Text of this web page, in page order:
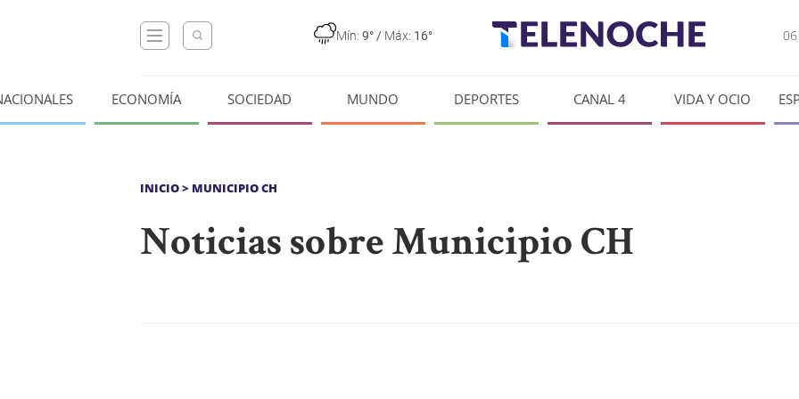
Mín: 9° / Máx: 16°
ECONOMÍA SOCIEDAD MUNDO DEPORTES CANAL 4 VIDA Y OCIO
INICIO> MUNICIPIO CH
Noticias sobre Municipio CH